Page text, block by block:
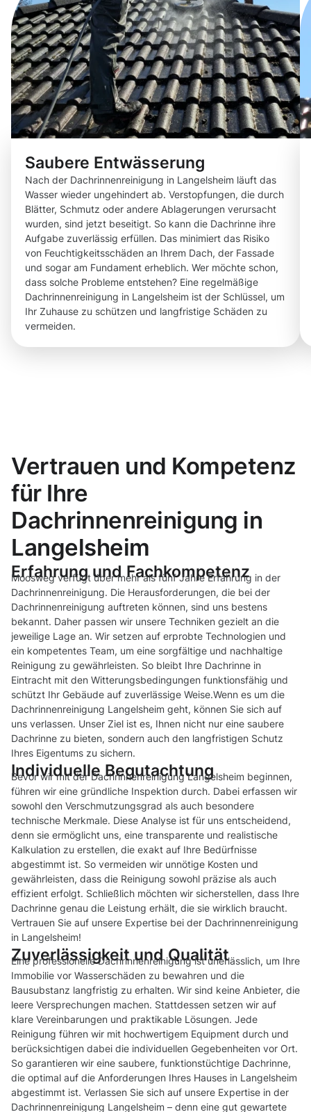
Saubere Entwässerung
Nach der Dachrinnenreinigung in Langelsheim läuft das
Wasser wieder ungehindert ab. Verstopfungen, die durch
Blätter, Schmutz oder andere Ablagerungen verursacht
wurden, sind jetzt beseitigt. So kann die Dachrinne ihre
Aufgabe zuverlässig erfüllen. Das minimiert das Risiko
von Feuchtigkeitsschäden an Ihrem Dach, der Fassade
und sogar am Fundament erheblich. Wer möchte schon,
dass solche Probleme entstehen? Eine regelmäßige
Dachrinnenreinigung in Langelsheim ist der Schlüssel, um
Ihr Zuhause zu schützen und langfristige Schäden zu
vermeiden.
Vertrauen und Kompetenz
für Ihre
Dachrinnenreinigung in
Langelsheim
Erfahrung und Fachkompetenz
Moosweg verfügt über mehr als fünf Jahre Erfahrung in der
Dachrinnenreinigung. Die Herausforderungen, die bei der
Dachrinnenreinigung auftreten können, sind uns bestens
bekannt. Daher passen wir unsere Techniken gezielt an die
jeweilige Lage an. Wir setzen auf erprobte Technologien und
ein kompetentes Team, um eine sorgfältige und nachhaltige
Reinigung zu gewährleisten. So bleibt Ihre Dachrinne in
Eintracht mit den Witterungsbedingungen funktionsfähig und
schützt Ihr Gebäude auf zuverlässige Weise.Wenn es um die
Dachrinnenreinigung Langelsheim geht, können Sie sich auf
uns verlassen. Unser Ziel ist es, Ihnen nicht nur eine saubere
Dachrinne zu bieten, sondern auch den langfristigen Schutz
Ihres Eigentums zu sichern.
Individuelle Begutachtung
Bevor wir mit der Dachrinnenreinigung Langelsheim beginnen,
führen wir eine gründliche Inspektion durch. Dabei erfassen wir
sowohl den Verschmutzungsgrad als auch besondere
technische Merkmale. Diese Analyse ist für uns entscheidend,
denn sie ermöglicht uns, eine transparente und realistische
Kalkulation zu erstellen, die exakt auf Ihre Bedürfnisse
abgestimmt ist. So vermeiden wir unnötige Kosten und
gewährleisten, dass die Reinigung sowohl präzise als auch
effizient erfolgt. Schließlich möchten wir sicherstellen, dass Ihre
Dachrinne genau die Leistung erhält, die sie wirklich braucht.
Vertrauen Sie auf unsere Expertise bei der Dachrinnenreinigung
in Langelsheim!
Zuverlässigkeit und Qualität
Eine professionelle Dachrinnenreinigung ist unerlässlich, um Ihre
Immobilie vor Wasserschäden zu bewahren und die
Bausubstanz langfristig zu erhalten. Wir sind keine Anbieter, die
leere Versprechungen machen. Stattdessen setzen wir auf
klare Vereinbarungen und praktikable Lösungen. Jede
Reinigung führen wir mit hochwertigem Equipment durch und
berücksichtigen dabei die individuellen Gegebenheiten vor Ort.
So garantieren wir eine saubere, funktionstüchtige Dachrinne,
die optimal auf die Anforderungen Ihres Hauses in Langelsheim
abgestimmt ist. Verlassen Sie sich auf unsere Expertise in der
Dachrinnenreinigung Langelsheim – denn eine gut gewartete